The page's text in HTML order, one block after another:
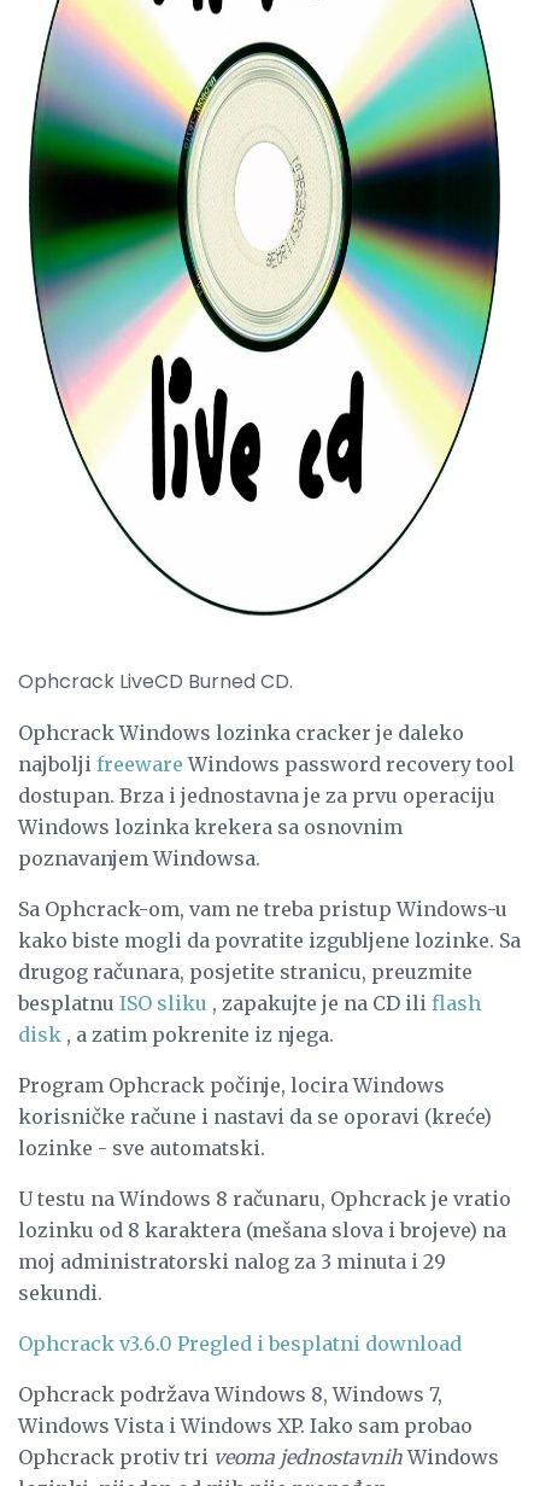
ad
Ophcrack LiveCD Burned CD.
Ophcrack Windows lozinka cracker je daleko
najbolji freeware Windows password recovery tool
dostupan. Brza i jednostavna je za prvu operaciju
Windows lozinka krekera sa osnovnim
poznavanjem Windowsa.
Sa Ophcrack-om, vam ne treba pristup Windows-u
kako biste mogli da povratite izgubljene lozinke. Sa
drugog računara, posjetite stranicu, preuzmite
besplatnu ISO sliku , zapakujte je na CD ili flash
disk , a zatim pokrenite iz njega.
Program Ophcrack počinje, locira Windows
korisničke račune i nastavi da se oporavi (kreće)
lozinke - sve automatski.
U testu na Windows 8 računaru, Ophcrack je vratio
lozinku od 8 karaktera (mešana slova i brojeve) na
moj administratorski nalog za 3 minuta i 29
sekundi.
Ophcrack v3.6.0 Pregled i besplatni download
Ophcrack podržava Windows 8, Windows 7,
Windows Vista i Windows XP. Iako sam probao
Ophcrack protiv tri veoma jednostavnihWindows